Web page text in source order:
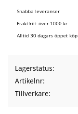
Snabba leveranser
Fraktfritt över 1000 kr
Alltid 30 dagars öppet köp
Lagerstatus
Artikelnr
Tillverkare